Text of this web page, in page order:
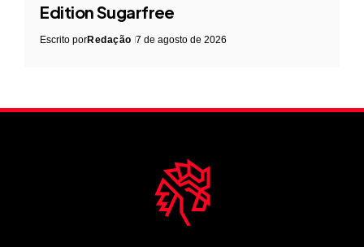
Edition Sugarfree
Escrito porRedação 7 de agosto de 2026